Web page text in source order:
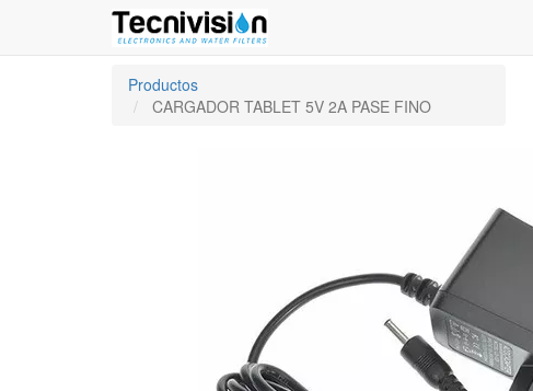
Productos
CARGADOR TABLET 5V 2A PASE FINO